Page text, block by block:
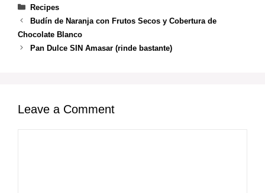
Categories
Recipes
Budín de Naranja con Frutos Secos y Cobertura de
Chocolate Blanco
Pan Dulce SIN Amasar (rinde bastante)
Leave a Comment